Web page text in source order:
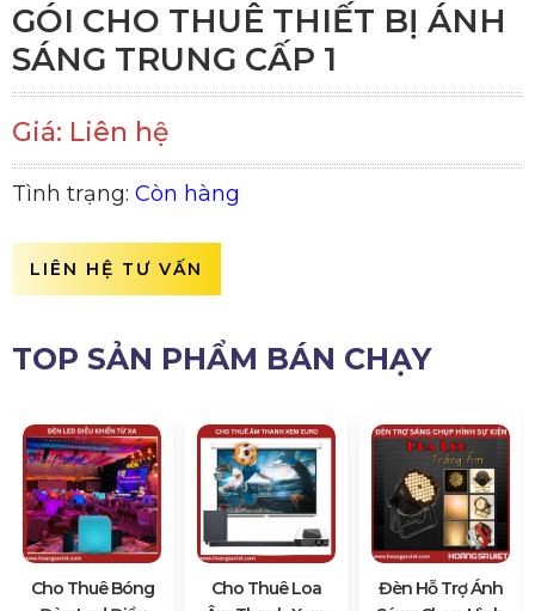
GÓI CHO THUÊ THIẾT BỊ ÁNH
SÁNG TRUNG CẤP 1
Giá: Liên hệ
Tình trạng: Còn hàng
LIÊN HỆ TƯ VẤN
TOP SẢN PHẨM BÁN CHẠY
Cho Thuê Bóng
Cho Thuê Loa
Đèn Hỗ Trợ Ánh